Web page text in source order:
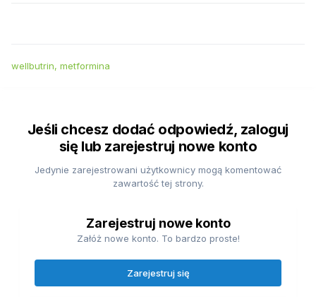
wellbutrin, metformina
Jeśli chcesz dodać odpowiedź, zaloguj
się lub zarejestruj nowe konto
Jedynie zarejestrowani użytkownicy mogą komentować
zawartość tej strony.
Zarejestruj nowe konto
Załóż nowe konto. To bardzo proste!
Zarejestruj się